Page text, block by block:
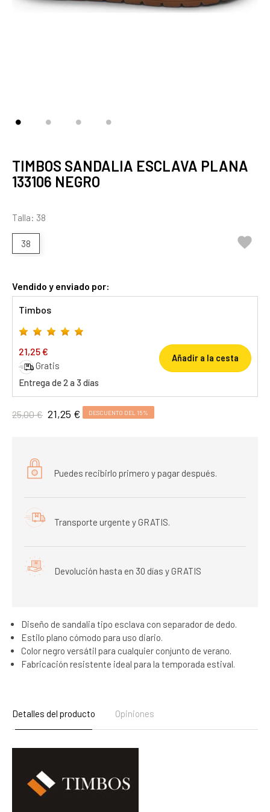
TIMBOS SANDALIA ESCLAVA PLANA
133106 NEGRO
Talla: 38
38 
Vendido y enviado por:
Timbos
21,25 €
Gratis
Entrega de 2 a 3 días
Añadir a la cesta
25,00 € 21,25 € DESCUENTO DEL 15%
Puedes recibirlo primero y pagar después.
Transporte urgente y GRATIS.
Devolución hasta en 30 días y GRATIS
Diseño de sandalia tipo esclava con separador de dedo.
Estilo plano cómodo para uso diario.
Color negro versátil para cualquier conjunto de verano.
Fabricación resistente ideal para la temporada estival.
Detalles del producto Opiniones